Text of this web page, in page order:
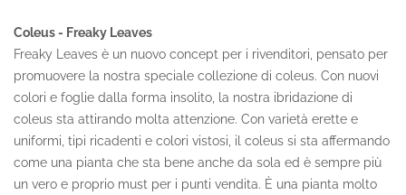
Coleus - Freaky Leaves
Freaky Leaves è un nuovo concept per i rivenditori, pensato per
promuovere la nostra speciale collezione di coleus. Con nuovi
colori e foglie dalla forma insolito, la nostra ibridazione di
coleus sta attirando molta attenzione. Con varietà erette e
uniformi, tipi ricadenti e colori vistosi, il coleus si sta affermando
come una pianta che sta bene anche da sola ed è sempre più
un vero e proprio must per i punti vendita. È una pianta molto